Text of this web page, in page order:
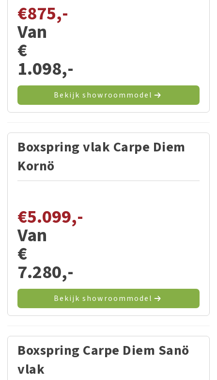
€875,-
Van
€
1.098,-
Bekijk showroommodel
Boxspring vlak Carpe Diem
Kornö
€5.099,-
Van
€
7.280,-
Bekijk showroommodel
Boxspring Carpe Diem Sanö
vlak